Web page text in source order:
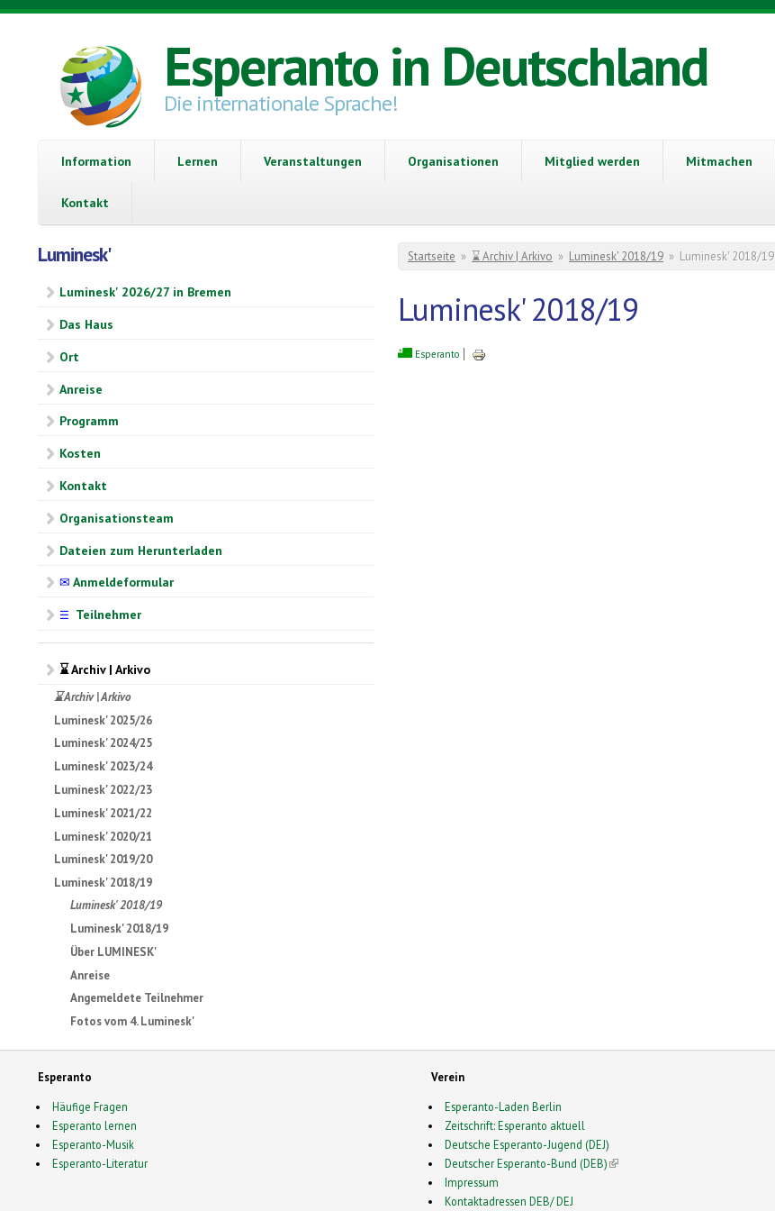
Direkt zum Inhalt
Esperanto in Deutschland
Die internationale Sprache!
Information Lernen Veranstaltungen Organisationen Mitglied werden Mitmachen
Kontakt
Luminesk'
Luminesk' 2026/27 in Bremen
Das Haus
Ort
Anreise
Programm
Kosten
Kontakt
Organisationsteam
Dateien zum Herunterladen
✉ Anmeldeformular
☰ Teilnehmer
⌛ Archiv | Arkivo
⌛ Archiv | Arkivo
Luminesk' 2025/26
Luminesk' 2024/25
Luminesk' 2023/24
Luminesk' 2022/23
Luminesk' 2021/22
Luminesk' 2020/21
Luminesk' 2019/20
Luminesk' 2018/19
Luminesk' 2018/19
Luminesk' 2018/19
Über LUMINESK'
Anreise
Angemeldete Teilnehmer
Fotos vom 4. Luminesk'
Sie sind hier
Startseite » ⌛ Archiv | Arkivo » Luminesk' 2018/19 » Luminesk' 2018/19
Luminesk' 2018/19
Esperanto
Esperanto
Häufige Fragen
Esperanto lernen
Esperanto-Musik
Esperanto-Literatur
Verein
Esperanto-Laden Berlin
Zeitschrift: Esperanto aktuell
Deutsche Esperanto-Jugend (DEJ)
Deutscher Esperanto-Bund (DEB)(link is external)
Impressum
Kontaktadressen DEB/ DEJ